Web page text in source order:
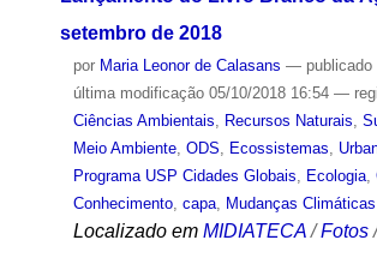
setembro de 2018
por Maria Leonor de Calasans — publicado
última modificação05/10/2018 16:54 —
Ciências Ambientais, Recursos Naturais,
Meio Ambiente, ODS, Ecossistemas,
Programa USP Cidades Globais, Ecologia,
Conhecimento, capa, Mudanças Climáticas
Localizado em MIDIATECA /Fotos